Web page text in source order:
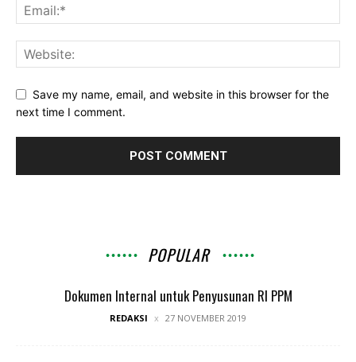
Save my name, email, and website in this browser for the
next time I comment.
POPULAR
Dokumen Internal untuk Penyusunan RI PPM
REDAKSI 27 NOVEMBER 2019